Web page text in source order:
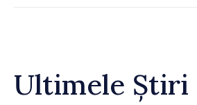
Ultimele Știri